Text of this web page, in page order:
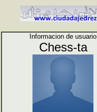
Informacion de usuario
Chess-ta